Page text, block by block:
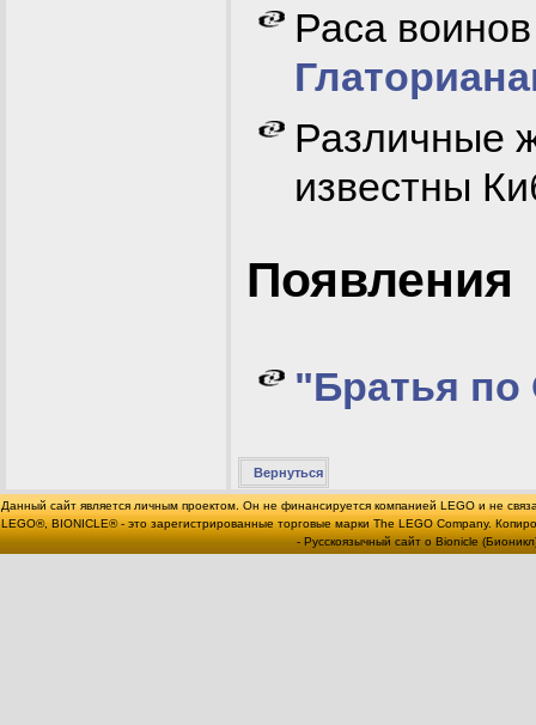
Раса
Различные
известны
Появления
"Братья
Вернуться
Данный сайт является личным проектом. Он не финансируется компанией LEGO и не
LEGO®, BIONICLE® - это зарегистрированные торговые марки The LEGO Company.
- Русскоязычный сайт о Bionicle